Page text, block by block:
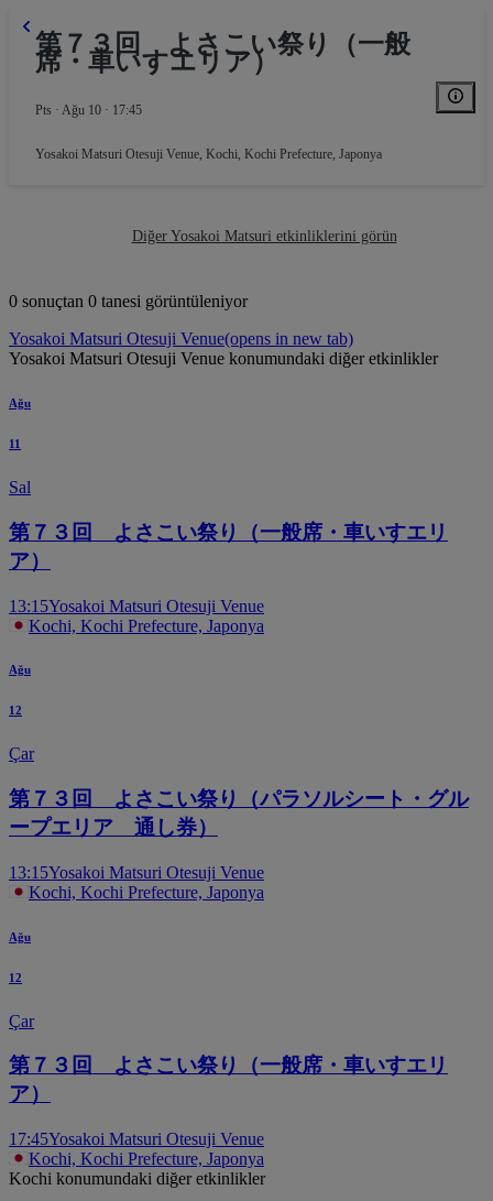
第７３回 よさこい祭り（一般
席・車いすエリア）
Pts · Ağu 10 · 17:45
Yosakoi Matsuri Otesuji Venue, Kochi, Kochi Prefecture, Japonya
Diğer Yosakoi Matsuri etkinliklerini görün
0 sonuçtan 0 tanesi görüntüleniyor
Yosakoi Matsuri Otesuji Venue(opens in new tab)
Yosakoi Matsuri Otesuji Venue konumundaki diğer etkinlikler
Ağu
11
Sal
第７３回 よさこい祭り（一般席・車いすエリ
ア）
13:15Yosakoi Matsuri Otesuji Venue
Kochi, Kochi Prefecture, Japonya
Ağu
12
Çar
第７３回 よさこい祭り（パラソルシート・グル
ープエリア 通し券）
13:15Yosakoi Matsuri Otesuji Venue
Kochi, Kochi Prefecture, Japonya
Ağu
12
Çar
第７３回 よさこい祭り（一般席・車いすエリ
ア）
17:45Yosakoi Matsuri Otesuji Venue
Kochi, Kochi Prefecture, Japonya
Kochi konumundaki diğer etkinlikler